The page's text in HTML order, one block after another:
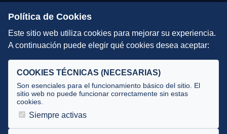
Escuelas de Triatlón
DIRECCIÓN TÉCNICA
Selecciones
Tecnificación
JUECES Y OFICIALES
Política de Cookies
Este sitio web utiliza cookies para mejorar su experiencia.
A continuación puede elegir qué cookies desea aceptar:
COOKIES TÉCNICAS (NECESARIAS)
Son esenciales para el funcionamiento básico del sitio. El
sitio web no puede funcionar correctamente sin estas
cookies.
Siempre activas